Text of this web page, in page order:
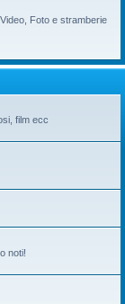
Foto e stramberie
film ecc
noti!